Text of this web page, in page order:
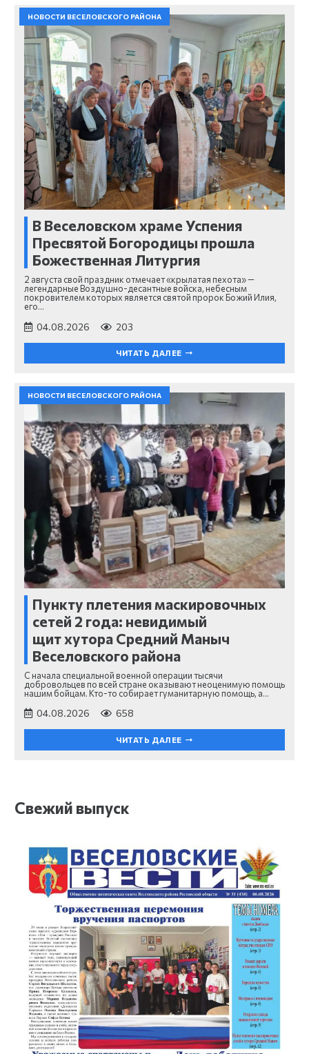
НОВОСТИ ВЕСЕЛОВСКОГО РАЙОНА
В Веселовском храме Успения
Пресвятой Богородицы прошла
Божественная Литургия
2 августа свой праздник отмечает «крылатая пехота» —
легендарные Воздушно-десантные войска, небесным
покровителем которых является святой пророк Божий Илия,
его…
04.08.2026 203
ЧИТАТЬ ДАЛЕЕ
НОВОСТИ ВЕСЕЛОВСКОГО РАЙОНА
Пункту плетения маскировочных
сетей 2 года: невидимый
щит хутора Средний Маныч
Веселовского района
С начала специальной военной операции тысячи
добровольцев по всей стране оказывают неоценимую помощь
нашим бойцам. Кто-то собирает гуманитарную помощь, а…
04.08.2026 658
ЧИТАТЬ ДАЛЕЕ
Свежий выпуск